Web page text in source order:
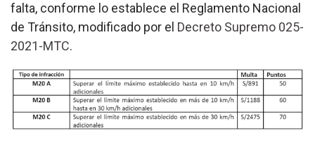
falta, conforme lo establece el Reglamento Nacional
de Tránsito, modificado por el Decreto Supremo 025-
2021-MTC.